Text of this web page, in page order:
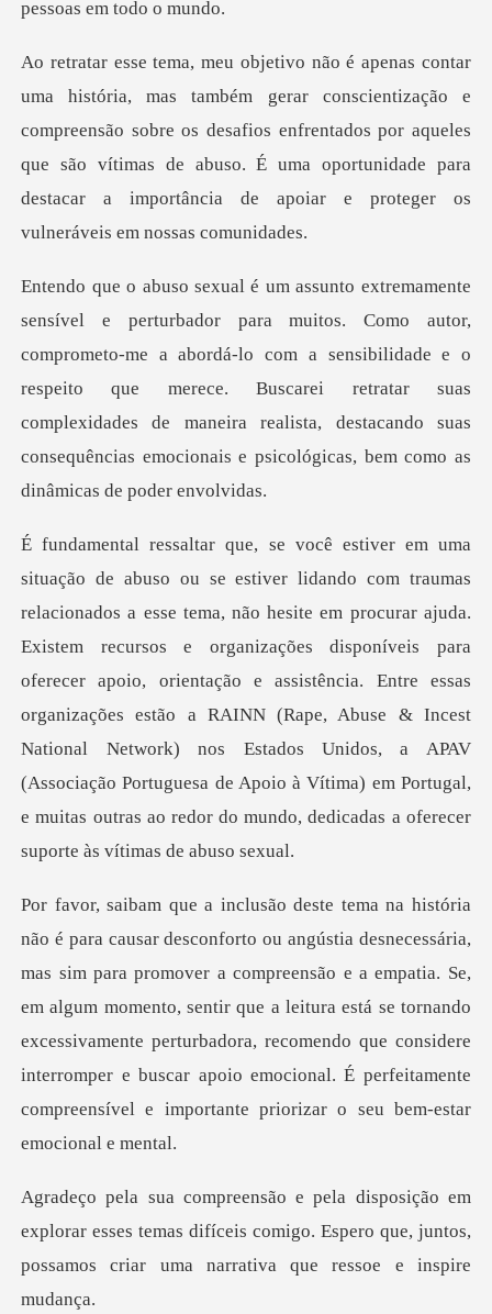
ização e
compreensão sobre os desafios enfrentados por aqueles
que são vítimas de abuso. É uma o
to-me a abordá-lo com a sensibilidade e o
respeito que merece. Buscarei retratar suas
complexidades de maneir
recursos e organizações disponíveis para
oferecer apoio, orientação e assistência. Entre essas
organizações estão a RAINN (Rape, Abuse & Incest
National Network) nos
r a compreensão e a empatia. Se,
em algum momento, sentir que a leitura está se tornando
excessivamente perturbadora, recomendo que c
orar esses temas difíceis comigo. Espero que, juntos,
p